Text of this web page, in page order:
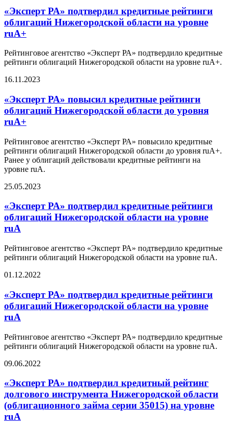
«Эксперт РА» подтвердил кредитные рейтинги
облигаций Нижегородской области на уровне
ruA+
Рейтинговое агентство «Эксперт РА» подтвердило кредитные
рейтинги облигаций Нижегородской области на уровне ruA+.
16.11.2023
«Эксперт РА» повысил кредитные рейтинги
облигаций Нижегородской области до уровня
ruA+
Рейтинговое агентство «Эксперт РА» повысило кредитные
рейтинги облигаций Нижегородской области до уровня ruA+.
Ранее у облигаций действовали кредитные рейтинги на
уровне ruA.
25.05.2023
«Эксперт РА» подтвердил кредитные рейтинги
облигаций Нижегородской области на уровне
ruA
Рейтинговое агентство «Эксперт РА» подтвердило кредитные
рейтинги облигаций Нижегородской области на уровне ruA.
01.12.2022
«Эксперт РА» подтвердил кредитные рейтинги
облигаций Нижегородской области на уровне
ruA
Рейтинговое агентство «Эксперт РА» подтвердило кредитные
рейтинги облигаций Нижегородской области на уровне ruA.
09.06.2022
«Эксперт РА» подтвердил кредитный рейтинг
долгового инструмента Нижегородской области
(облигационного займа серии 35015) на уровне
ruА